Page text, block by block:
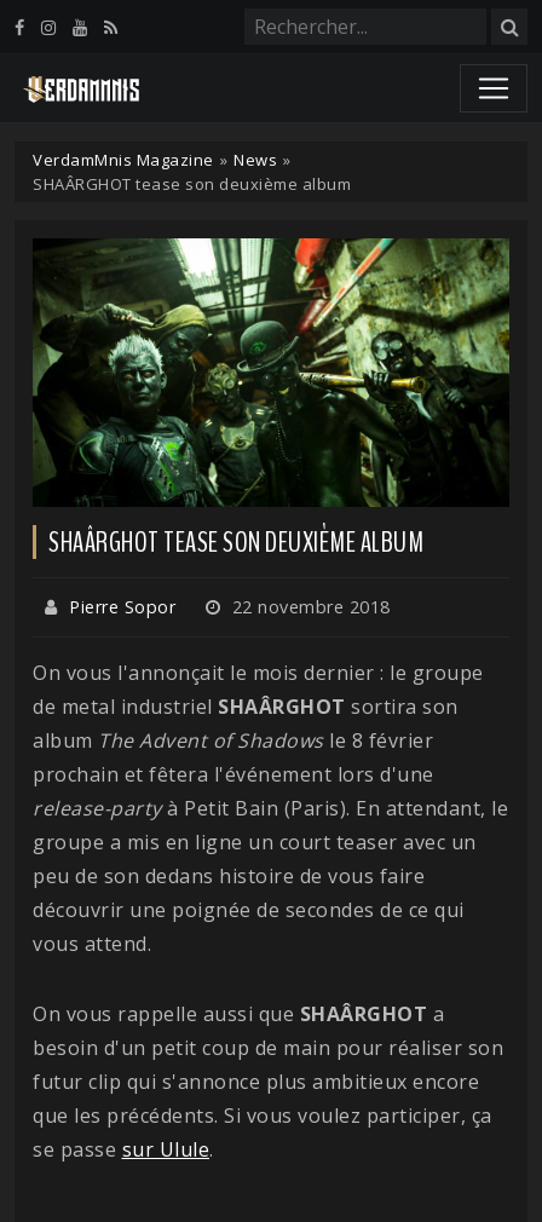
VerdamMnis Magazine » News »
SHAÂRGHOT tease son deuxième album
SHAÂRGHOT TEASE SON DEUXIÈME ALBUM
Pierre Sopor 22 novembre 2018
On vous l'annonçait le mois dernier : le groupe
de metal industriel SHAÂRGHOT sortira son
album The Advent of Shadowsle 8 février
prochain et fêtera l'événement lors d'une
release-partyà Petit Bain (Paris). En attendant, le
groupe a mis en ligne un court teaser avec un
peu de son dedans histoire de vous faire
découvrir une poignée de secondes de ce qui
vous attend.
On vous rappelle aussi que SHAÂRGHOT a
besoin d'un petit coup de main pour réaliser son
futur clip qui s'annonce plus ambitieux encore
que les précédents. Si vous voulez participer, ça
se passe sur Ulule.
Panneau de gestion des cookies